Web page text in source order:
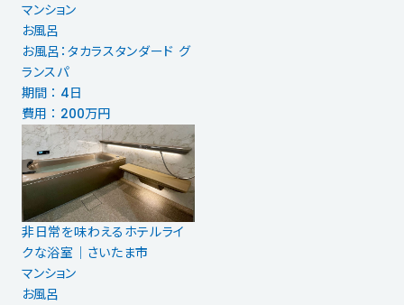
マンション
お風呂
お風呂：タカラスタンダード グ
ランスパ
期間 ： 4日
費用 ： 200万円
非日常を味わえるホテルライ
クな浴室｜さいたま市
マンション
お風呂